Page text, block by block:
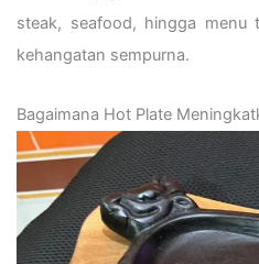
steak, seafood, hingga menu
kehangatan sempurna.
Bagaimana Hot Plate